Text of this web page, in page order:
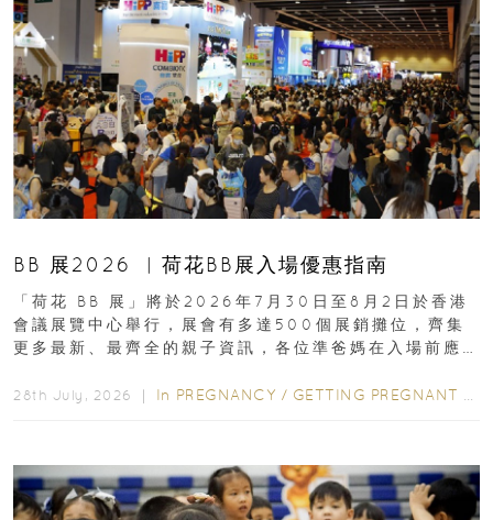
BB 展2026 ︳荷花BB展入場優惠指南
「荷花 BB 展」將於2026年7月30日至8月2日於香港
會議展覽中心舉行，展會有多達500個展銷攤位，齊集
更多最新、最齊全的親子資訊，各位準爸媽在入場前應
28th July, 2026 ｜ In PREGNANCY / GETTING PREGNANT